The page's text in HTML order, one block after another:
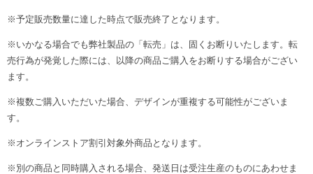
※予定販売数量に達した時点で販売終了となります。
※いかなる場合でも弊社製品の「転売」は、固くお断りいたします。転
売行為が発覚した際には、以降の商品ご購入をお断りする場合がござい
ます。
※複数ご購入いただいた場合、デザインが重複する可能性がございま
す。
※オンラインストア割引対象外商品となります。
※別の商品と同時購入される場合、発送日は受注生産のものにあわせま